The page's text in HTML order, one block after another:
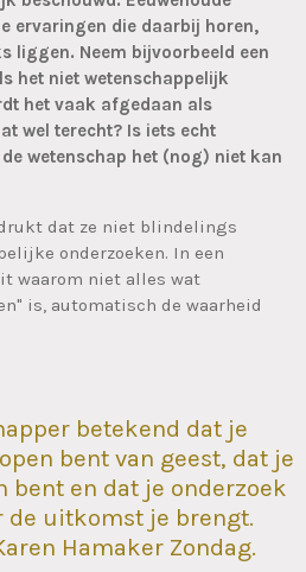
ervaringen die daarbij horen,
liggen. Neem bijvoorbeeld een
het niet wetenschappelijk
het vaak afgedaan als
wel terecht? Is iets echt
wetenschap het (nog) niet kan
dat ze niet blindelings
onderzoeken. In een
waarom niet alles wat
is, automatisch de waarheid
betekend dat je
bent van geest, dat je
bent en dat je onderzoek
de uitkomst je brengt.
Hamaker Zondag.